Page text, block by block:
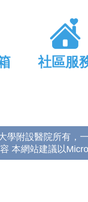
社區服
學附設醫院所有，
本網站建議以